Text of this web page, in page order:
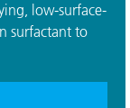
low-surface-
surfactant to